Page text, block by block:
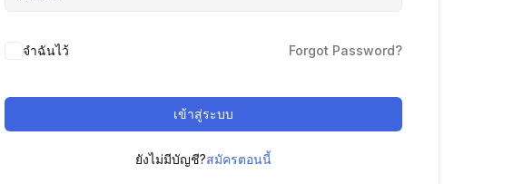
จำฉันไว้ Forgot Password?
เข้าสู่ระบบ
ยังไม่มีบัญชี?สมัครตอนนี้